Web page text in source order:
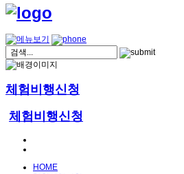
체험비행신청
체험비행신청
HOME